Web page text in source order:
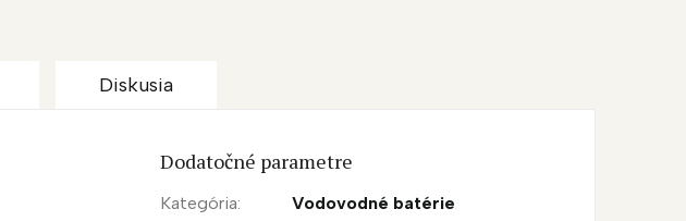
Diskusia
Dodatočné parametre
Kategória:
Vodovodné batérie